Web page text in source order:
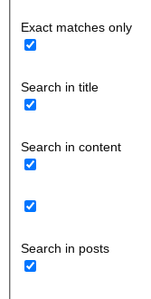
Exact matches only
Search in title
Search in content
Search in posts